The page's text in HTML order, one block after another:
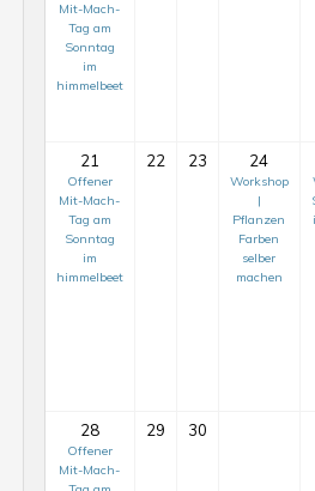
Mit-Mach-
Tag am
Sonntag
im
himmelbeet
21
Offener
Mit-Mach-
Tag am
Sonntag
im
himmelbeet
22 23 24
Workshop
|
Pflanzen
Farben
selber
machen
28
Offener
Mit-Mach-
29 30